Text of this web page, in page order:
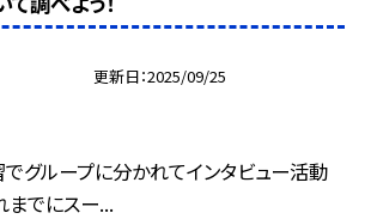
更新日 2025/09/25
グループに分かれてインタビュー活動
までにスー...